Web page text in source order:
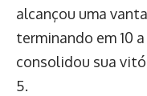
alcançou uma
terminando em 10
consolidou sua
5.